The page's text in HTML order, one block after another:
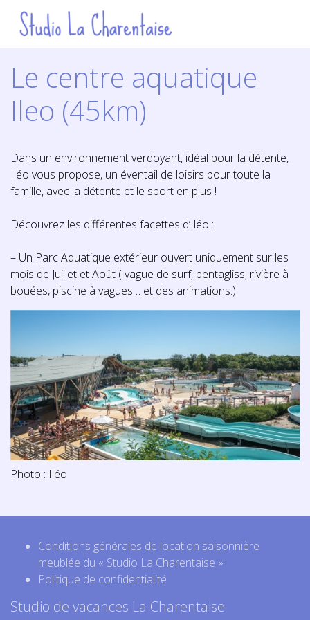
Le centre aquatique
Ileo (45km)
Dans un environnement verdoyant, idéal pour la détente,
Iléo vous propose, un éventail de loisirs pour toute la
famille, avec la détente et le sport en plus !
Découvrez les différentes facettes d’Iléo :
– Un Parc Aquatique extérieur ouvert uniquement sur les
mois de Juillet et Août ( vague de surf, pentagliss, rivière à
bouées, piscine à vagues… et des animations.)
Photo : Iléo
Conditions générales de location saisonnière
meublée du « Studio La Charentaise »
Politique de confidentialité
Studio de vacances La Charentaise